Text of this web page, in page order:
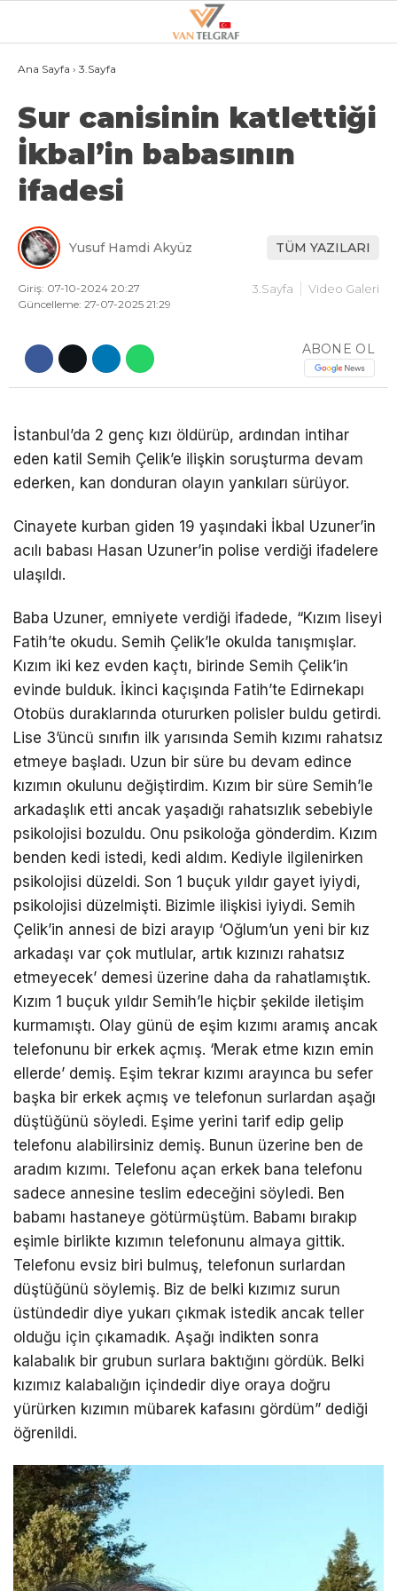
Hattı
Facebook
Instagram
Youtube
TikTok
LinkedIn
Telegram
28.5°
GALERİ VİDEO
VAN
BÖLGE
GÜNDEM
SPOR
MAGAZIN
DÜNYA
EĞITIM
Ana Sayfa › 3.Sayfa
Sur canisinin katlettiği
İkbal’in babasının
ifadesi
Yusuf Hamdi Akyüz TÜM YAZILARI
Giriş: 07-10-2024 20:27
Güncelleme: 27-07-2025 21:29
3.Sayfa Video Galeri
ABONE OL
İstanbul’da 2 genç kızı öldürüp, ardından intihar
eden katil Semih Çelik’e ilişkin soruşturma devam
ederken, kan donduran olayın yankıları sürüyor.
Cinayete kurban giden 19 yaşındaki İkbal Uzuner’in
acılı babası Hasan Uzuner’in polise verdiği ifadelere
ulaşıldı.
A
n
k
a
r
a
k
a
l
i
t
e
l
i
e
s
c
o
r
t
T
u
r
a
n
g
ü
n
e
ş
e
s
c
o
r
b
a
y
a
n
Baba Uzuner, emniyete verdiği ifadede, “Kızım liseyi
Fatih’te okudu. Semih Çelik’le okulda tanışmışlar.
Kızım iki kez evden kaçtı, birinde Semih Çelik’in
evinde bulduk. İkinci kaçışında Fatih’te Edirnekapı
Otobüs duraklarında otururken polisler buldu getirdi.
Lise 3’üncü sınıfın ilk yarısında Semih kızımı rahatsız
etmeye başladı. Uzun bir süre bu devam edince
kızımın okulunu değiştirdim. Kızım bir süre Semih’le
arkadaşlık etti ancak yaşadığı rahatsızlık sebebiyle
psikolojisi bozuldu. Onu psikoloğa gönderdim. Kızım
benden kedi istedi, kedi aldım. Kediyle ilgilenirken
psikolojisi düzeldi. Son 1 buçuk yıldır gayet iyiydi,
psikolojisi düzelmişti. Bizimle ilişkisi iyiydi. Semih
Çelik’in annesi de bizi arayıp ‘Oğlum’un yeni bir kız
arkadaşı var çok mutlular, artık kızınızı rahatsız
etmeyecek’ demesi üzerine daha da rahatlamıştık.
Kızım 1 buçuk yıldır Semih’le hiçbir şekilde iletişim
kurmamıştı. Olay günü de eşim kızımı aramış ancak
telefonunu bir erkek açmış. ‘Merak etme kızın emin
ellerde’ demiş. Eşim tekrar kızımı arayınca bu sefer
başka bir erkek açmış ve telefonun surlardan aşağı
düştüğünü söyledi. Eşime yerini tarif edip gelip
telefonu alabilirsiniz demiş. Bunun üzerine ben de
aradım kızımı. Telefonu açan erkek bana telefonu
sadece annesine teslim edeceğini söyledi. Ben
babamı hastaneye götürmüştüm. Babamı bırakıp
eşimle birlikte kızımın telefonunu almaya gittik.
Telefonu evsiz biri bulmuş, telefonun surlardan
düştüğünü söylemiş. Biz de belki kızımız surun
üstündedir diye yukarı çıkmak istedik ancak teller
olduğu için çıkamadık. Aşağı indikten sonra
kalabalık bir grubun surlara baktığını gördük. Belki
kızımız kalabalığın içindedir diye oraya doğru
yürürken kızımın mübarek kafasını gördüm” dediği
öğrenildi.